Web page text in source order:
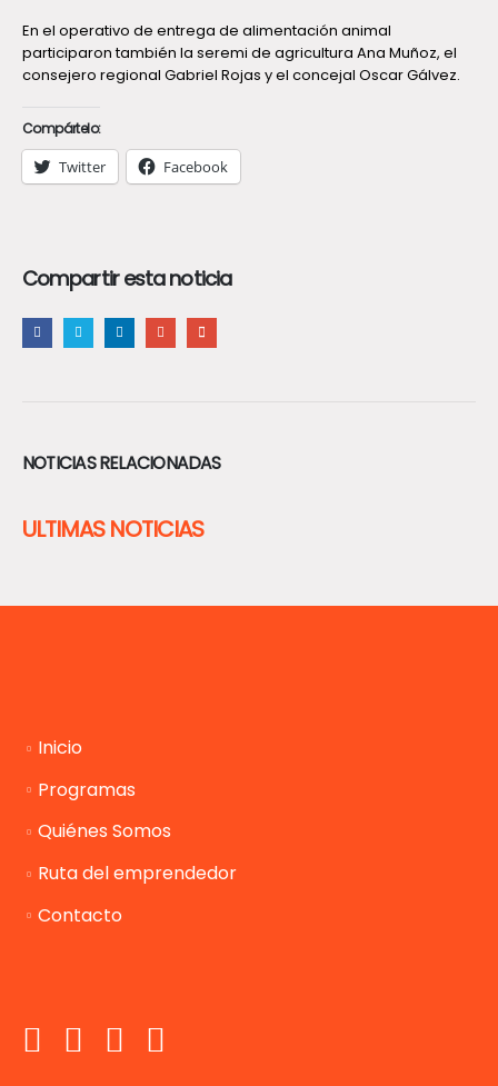
En el operativo de entrega de alimentación animal
participaron también la seremi de agricultura Ana Muñoz, el
consejero regional Gabriel Rojas y el concejal Oscar Gálvez.
Compártelo:
Twitter Facebook
Compartir esta noticia
NOTICIAS RELACIONADAS
ULTIMAS NOTICIAS
Inicio
Programas
Quiénes Somos
Ruta del emprendedor
Contacto